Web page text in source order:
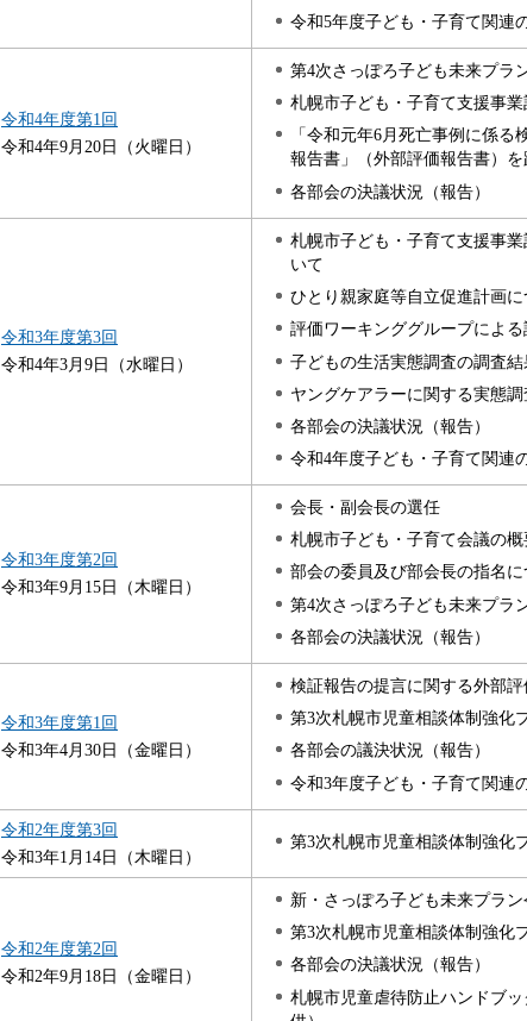
令和5年度子ども・子育て関連
令和4年度第1回
令和4年9月20日（火曜日）
第4次さっぽろ子ども未来プラ
札幌市子ども・子育て支援事
「令和元年6月死亡事例に係
報告書」（外部評価報告書）
各部会の決議状況（報告）
令和3年度第3回
令和4年3月9日（水曜日）
札幌市子ども・子育て支援事
いて
ひとり親家庭等自立促進計画に
評価ワーキンググループによ
子どもの生活実態調査の調査結
ヤングケアラーに関する実態調
各部会の決議状況（報告）
令和4年度子ども・子育て関連
令和3年度第2回
令和3年9月15日（木曜日）
会長・副会長の選任
札幌市子ども・子育て会議の
部会の委員及び部会長の指名に
第4次さっぽろ子ども未来プラ
各部会の決議状況（報告）
令和3年度第1回
令和3年4月30日（金曜日）
検証報告の提言に関する外部評
第3次札幌市児童相談体制強化
各部会の議決状況（報告）
令和3年度子ども・子育て関連
令和2年度第3回
令和3年1月14日（木曜日）
第3次札幌市児童相談体制強化
令和2年度第2回
令和2年9月18日（金曜日）
新・さっぽろ子ども未来プラ
第3次札幌市児童相談体制強化
各部会の決議状況（報告）
札幌市児童虐待防止ハンドブ